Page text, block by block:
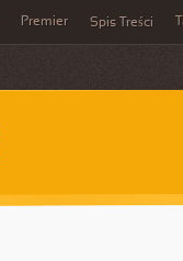
Premier Spis Treści